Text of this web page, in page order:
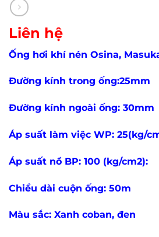
Liên hệ
Ống hơi khí nén Osina,
Đường kính trong ống:25mm
Đường kính ngoài ống: 30mm
Áp suất làm việc WP: 25(kg/
Áp suất nổ BP: 100 (kg/cm2):
Chiều dài cuộn ống: 50m
Màu sắc: Xanh coban, đen